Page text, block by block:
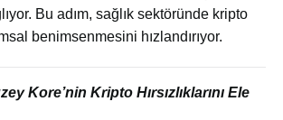
Bu adım, sağlık sektöründe kripto
benimsenmesini hızlandırıyor.
Kore’nin Kripto Hırsızlıklarını Ele